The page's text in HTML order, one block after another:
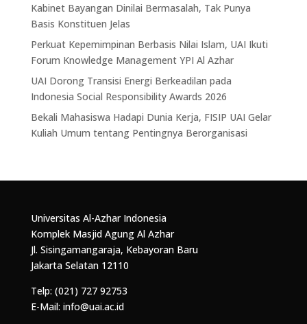
Kabinet Bayangan Dinilai Bermasalah, Tak Punya
Basis Konstituen Jelas
Perkuat Kepemimpinan Berbasis Nilai Islam, UAI Ikuti
Forum Knowledge Management YPI Al Azhar
UAI Dorong Transisi Energi Berkeadilan pada
Indonesia Social Responsibility Awards 2026
Bekali Mahasiswa Hadapi Dunia Kerja, FISIP UAI Gelar
Kuliah Umum tentang Pentingnya Berorganisasi
Universitas Al-Azhar Indonesia
Komplek Masjid Agung Al Azhar
Jl. Sisingamangaraja, Kebayoran Baru
Jakarta Selatan 12110
Telp: (021) 727 92753
E-Mail: info@uai.ac.id